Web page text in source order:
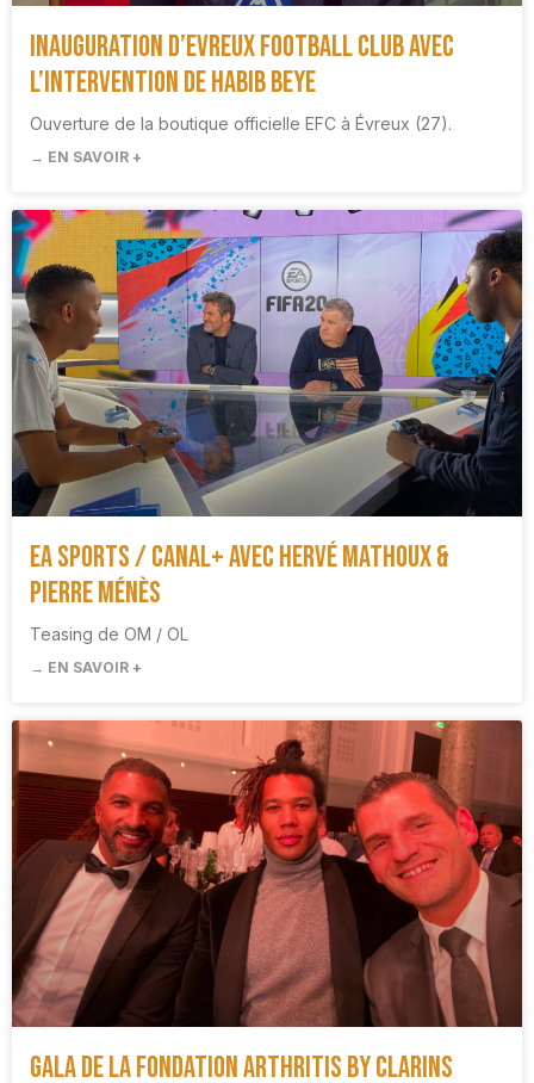
Inauguration d’Evreux Football Club avec
l’intervention de Habib Beye
Ouverture de la boutique officielle EFC à Évreux (27).
→ EN SAVOIR +
EA Sports / Canal+ avec Hervé Mathoux &
Pierre Ménès
Teasing de OM / OL
→ EN SAVOIR +
Gala de la Fondation Arthritis by Clarins